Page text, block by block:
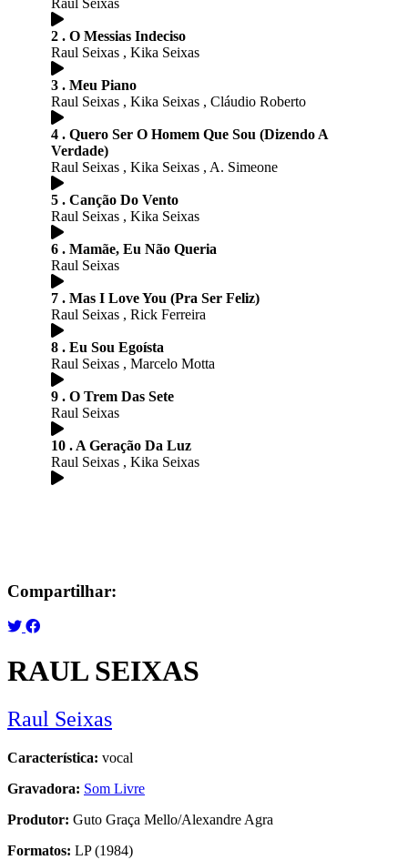
2 . O Messias Indeciso
Raul Seixas , Kika Seixas
3 . Meu Piano
Raul Seixas , Kika Seixas , Cláudio Roberto
4 . Quero Ser O Homem Que Sou (Dizendo A
Verdade)
Raul Seixas , Kika Seixas , A. Simeone
5 . Canção Do Vento
Raul Seixas , Kika Seixas
6 . Mamãe, Eu Não Queria
Raul Seixas
7 . Mas I Love You (Pra Ser Feliz)
Raul Seixas , Rick Ferreira
8 . Eu Sou Egoísta
Raul Seixas , Marcelo Motta
9 . O Trem Das Sete
Raul Seixas
10 . A Geração Da Luz
Raul Seixas , Kika Seixas
Compartilhar:
RAUL SEIXAS
Raul Seixas
Característica: vocal
Gravadora: Som Livre
Produtor: Guto Graça Mello/Alexandre Agra
Formatos: LP (1984)